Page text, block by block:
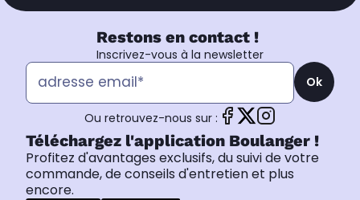
Restons en contact !
Inscrivez-vous à la newsletter
Ok
Ou retrouvez-nous sur :
Téléchargez l'application Boulanger !
Profitez d'avantages exclusifs, du suivi de votre
commande, de conseils d'entretien et plus
encore.